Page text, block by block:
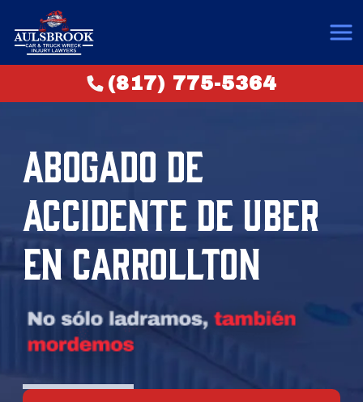
(817) 775-5364
ABOGADO DE
ACCIDENTE DE UBER
EN CARROLLTON